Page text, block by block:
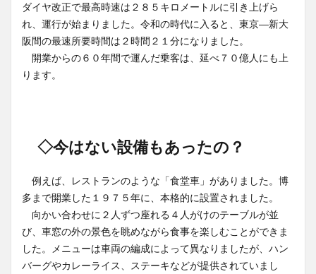
ダイヤ改正で最高時速は２８５キロメートルに引き上げら
れ、運行が始まりました。令和の時代に入ると、東京―新大
阪間の最速所要時間は２時間２１分になりました。
開業からの６０年間で運んだ乗客は、延べ７０億人にも上
ります。
◇今はない設備もあったの？
例えば、レストランのような「食堂車」がありました。博
多まで開業した１９７５年に、本格的に設置されました。
向かい合わせに２人ずつ座れる４人がけのテーブルが並
び、車窓の外の景色を眺めながら食事を楽しむことができま
した。メニューは車両の編成によって異なりましたが、ハン
バーグやカレーライス、ステーキなどが提供されていまし